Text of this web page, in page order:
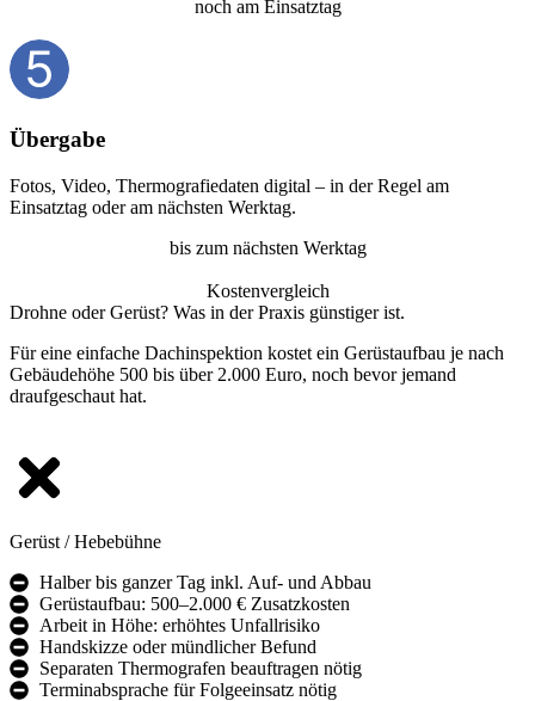
noch am Einsatztag
Übergabe
Fotos, Video, Thermografiedaten digital – in der Regel am
Einsatztag oder am nächsten Werktag.
bis zum nächsten Werktag
Kostenvergleich
Drohne oder Gerüst? Was in der Praxis günstiger ist.
Für eine einfache Dachinspektion kostet ein Gerüstaufbau je nach
Gebäudehöhe 500 bis über 2.000 Euro, noch bevor jemand
draufgeschaut hat.
Gerüst / Hebebühne
Halber bis ganzer Tag inkl. Auf- und Abbau
Gerüstaufbau: 500–2.000 € Zusatzkosten
Arbeit in Höhe: erhöhtes Unfallrisiko
Handskizze oder mündlicher Befund
Separaten Thermografen beauftragen nötig
Terminabsprache für Folgeeinsatz nötig